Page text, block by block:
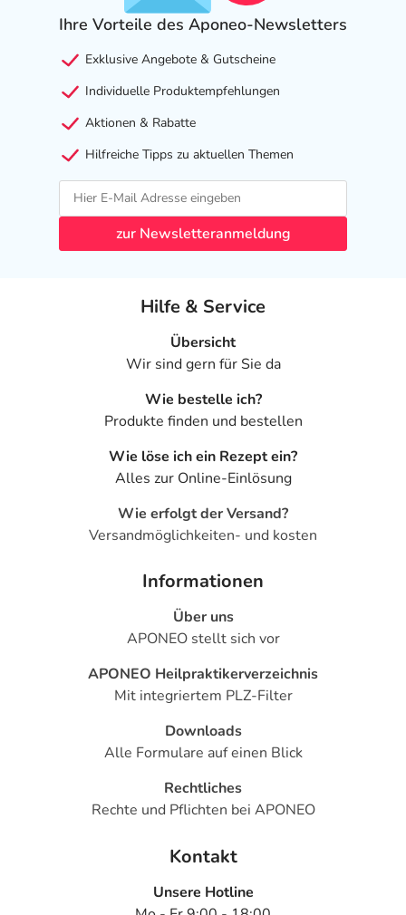
Ihre Vorteile des Aponeo-Newsletters
Exklusive Angebote & Gutscheine
Individuelle Produktempfehlungen
Aktionen & Rabatte
Hilfreiche Tipps zu aktuellen Themen
zur Newsletteranmeldung
Hilfe & Service
Übersicht
Wir sind gern für Sie da
Wie bestelle ich?
Produkte finden und bestellen
Wie löse ich ein Rezept ein?
Alles zur Online-Einlösung
Wie erfolgt der Versand?
Versandmöglichkeiten- und kosten
Informationen
Über uns
APONEO stellt sich vor
APONEO Heilpraktikerverzeichnis
Mit integriertem PLZ-Filter
Downloads
Alle Formulare auf einen Blick
Rechtliches
Rechte und Pflichten bei APONEO
Kontakt
Unsere Hotline